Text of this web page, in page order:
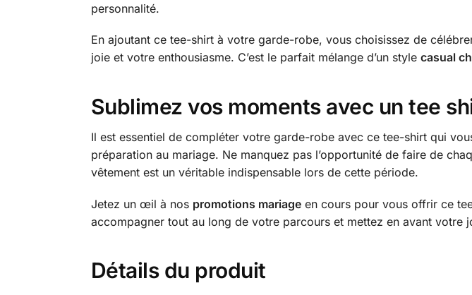
personnalité.
En ajoutant ce tee-shirt à votre garde-robe, vous choisissez de
joie et votre enthousiasme. C’est le parfait mélange d’un style casual
Sublimez vos moments avec un tee
Il est essentiel de compléter votre garde-robe avec ce tee-shirt qui
préparation au mariage. Ne manquez pas l’opportunité de faire de
vêtement est un véritable indispensable lors de cette période.
Jetez un œil à nos promotions mariageen cours pour vous offrir ce
accompagner tout au long de votre parcours et mettez en avant votre
Détails du produit